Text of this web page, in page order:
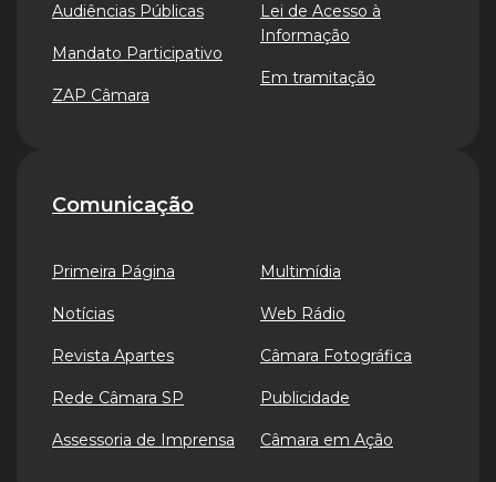
Audiências Públicas
Mandato Participativo
ZAP Câmara
Lei de Acesso à
Informação
Em tramitação
Comunicação
Primeira Página
Notícias
Revista Apartes
Rede Câmara SP
Assessoria de Imprensa
Multimídia
Web Rádio
Câmara Fotográfica
Publicidade
Câmara em Ação